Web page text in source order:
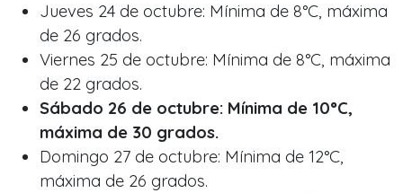
Jueves 24 de octubre: Mínima de 8°C, máxima
de 26 grados.
Viernes 25 de octubre: Mínima de 8°C, máxima
de 22 grados.
Sábado 26 de octubre: Mínima de 10°C,
máxima de 30 grados.
Domingo 27 de octubre: Mínima de 12°C,
máxima de 26 grados.